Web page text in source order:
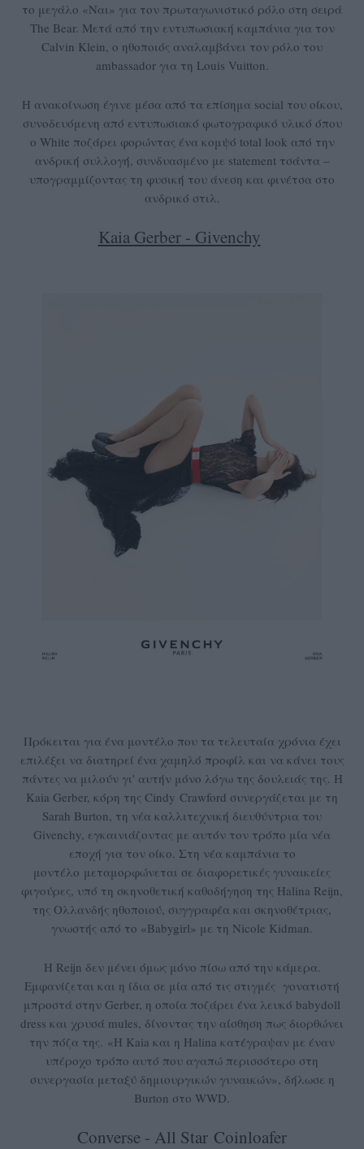
το μεγάλο «Ναι» για τον πρωταγωνιστικό ρόλο στη σειρά
The Bear. Μετά από την εντυπωσιακή καμπάνια για τον
Calvin Klein, ο ηθοποιός αναλαμβάνει τον ρόλο του
ambassador για τη Louis Vuitton.
Η ανακοίνωση έγινε μέσα από τα επίσημα social του οίκου,
συνοδευόμενη από εντυπωσιακό φωτογραφικό υλικό όπου
ο White ποζάρει φορώντας ένα κομψό total look από την
ανδρική συλλογή, συνδυασμένο με statement τσάντα –
υπογραμμίζοντας τη φυσική του άνεση και φινέτσα στο
ανδρικό στιλ.
Kaia Gerber - Givenchy
Πρόκειται για ένα μοντέλο που τα τελευταία χρόνια έχει
επιλέξει να διατηρεί ένα χαμηλό προφίλ και να κάνει τους
πάντες να μιλούν γι' αυτήν μόνο λόγω της δουλειάς της. Η
Kaia Gerber, κόρη της Cindy Crawford συνεργάζεται με τη
Sarah Burton, τη νέα καλλιτεχνική διευθύντρια του
Givenchy, εγκαινιάζοντας με αυτόν τον τρόπο μία νέα
εποχή για τον οίκο. Στη νέα καμπάνια το
μοντέλο μεταμορφώνεται σε διαφορετικές γυναικείες
φιγούρες, υπό τη σκηνοθετική καθοδήγηση της Halina Reijn,
της Ολλανδής ηθοποιού, συγγραφέα και σκηνοθέτριας,
γνωστής από το «Babygirl» με τη Nicole Kidman.
Η Reijn δεν μένει όμως μόνο πίσω από την κάμερα.
Εμφανίζεται και η ίδια σε μία από τις στιγμές γονατιστή
μπροστά στην Gerber, η οποία ποζάρει ένα λευκό babydoll
dress και χρυσά mules, δίνοντας την αίσθηση πως διορθώνει
την πόζα της. «Η Kaia και η Halina κατέγραψαν με έναν
υπέροχο τρόπο αυτό που αγαπώ περισσότερο στη
συνεργασία μεταξύ δημιουργικών γυναικών», δήλωσε η
Burton στο WWD.
Converse - All Star Coinloafer